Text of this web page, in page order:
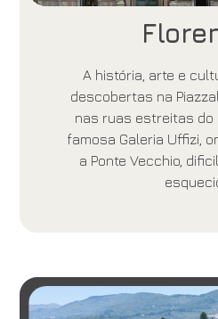
A história, arte e
descobertas na
nas ruas estreitas do
famosa Galeria Uffizi,
a Ponte Vecchio,